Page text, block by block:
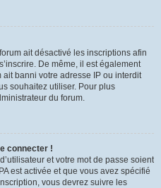
ait désactivé les inscriptions afin
De même, il est également
banni votre adresse IP ou interdit
souhaitez utiliser. Pour plus
du forum.
connecter !
et votre mot de passe soient
est activée et que vous avez spécifié
vous devrez suivre les